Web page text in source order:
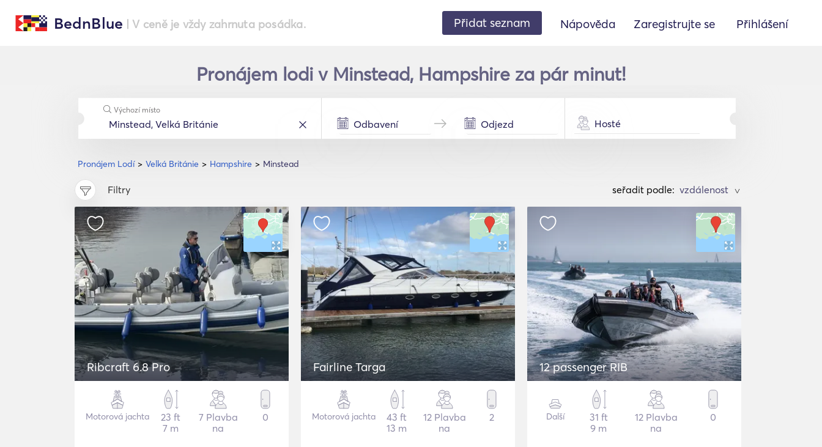
BednBlue | V ceně je vždy zahrnuta posádka. Přidat seznam Nápověda Zaregistrujte se Přihlášení
Pronájem lodi v Minstead, Hampshire za pár minut!
Pronájem Lodí Velká Británie Hampshire Minstead
Výchozí místo
Hosté
Filtry seřadit podle: >
Ribcraft 6.8 Pro
Motorová jachta
23 ft
7 m
7 Plavba
na
0
Fairline Targa
Motorová jachta
43 ft
13 m
12 Plavba
na
2
12 passenger RIB
Další
31 ft
9 m
12 Plavba
na
0